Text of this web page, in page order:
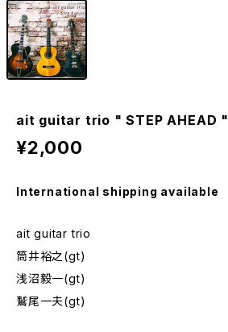
ait guitar trio " STEP AHEAD "
¥2,000
International shipping available
ait guitar trio
筒井裕之(gt)
浅沼毅一(gt)
鷲尾一夫(gt)